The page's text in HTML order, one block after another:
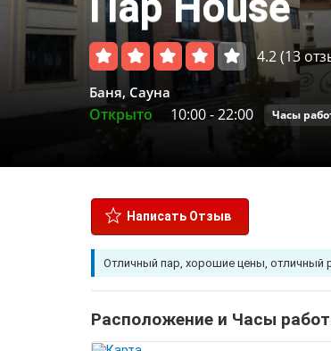
4.2(13
Баня, Сауна
Открыто 10:00-22:00 Часы
Написать Отзыв
Отличный пар, хорошие цены, отличный
Расположение и Часы